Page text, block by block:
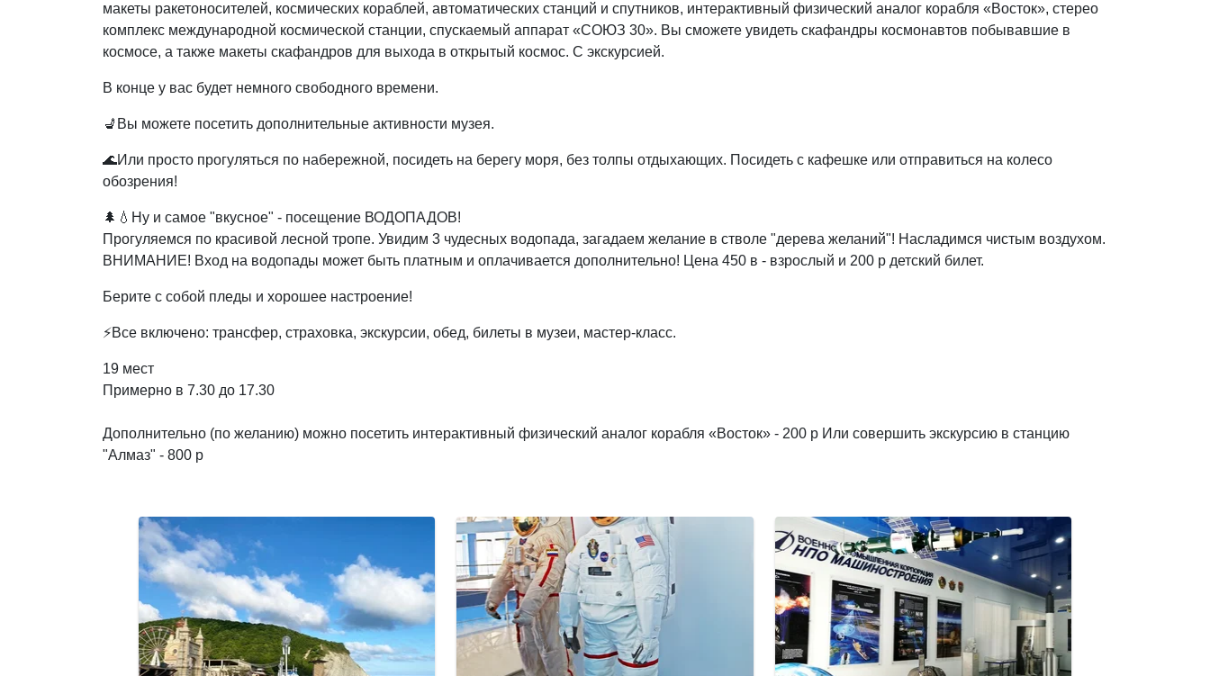
макеты ракетоносителей, космических кораблей, автоматических станций и спутников, интерактивный физический аналог корабля «Восток», стерео
комплекс международной космической станции, спускаемый аппарат «СОЮЗ 30». Вы сможете увидеть скафандры космонавтов побывавшие в
космосе, а также макеты скафандров для выхода в открытый космос. С экскурсией.
В конце у вас будет немного свободного времени.
💺Вы можете посетить дополнительные активности музея.
🌊Или просто прогуляться по набережной, посидеть на берегу моря, без толпы отдыхающих. Посидеть с кафешке или отправиться на колесо
обозрения!
🌲💧Ну и самое "вкусное" - посещение ВОДОПАДОВ!
Прогуляемся по красивой лесной тропе. Увидим 3 чудесных водопада, загадаем желание в стволе "дерева желаний"! Насладимся чистым воздухом.
ВНИМАНИЕ! Вход на водопады может быть платным и оплачивается дополнительно! Цена 450 в - взрослый и 200 р детский билет.
Берите с собой пледы и хорошее настроение!
⚡Все включено: трансфер, страховка, экскурсии, обед, билеты в музеи, мастер-класс.
19 мест
Примерно в 7.30 до 17.30
Дополнительно (по желанию) можно посетить интерактивный физический аналог корабля «Восток» - 200 р Или совершить экскурсию в станцию
"Алмаз" - 800 р